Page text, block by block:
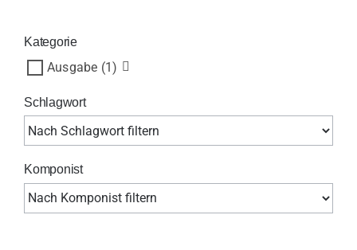
Kategorie
Ausgabe (1)
Schlagwort
Komponist